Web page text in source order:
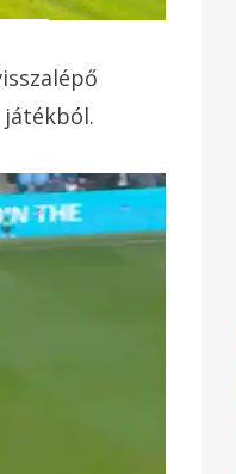
játékból.